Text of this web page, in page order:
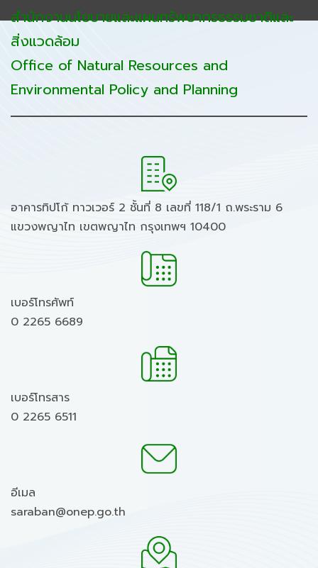
สำนักงานนโยบายและแผนทรัพยากรธรรมชาติและ
สิ่งแวดล้อม
Office of Natural Resources and
Environmental Policy and Planning
อาคารทิปโก้ ทาวเวอร์ 2 ชั้นที่ 8 เลขที่ 118/1 ถ.พระราม 6
แขวงพญาไท เขตพญาไท กรุงเทพฯ 10400
เบอร์โทรศัพท์
0 2265 6689
เบอร์โทรสาร
0 2265 6511
อีเมล
saraban@onep.go.th